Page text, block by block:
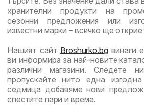
хранителни продукти на
сезонни предложения или
известни марки – всичко ще
Нашият сайт Broshurko.bg винаги
ви информира за най-новите
различни магазини. Следете
пропускайте нито една
седмица добавяме нови
спестите пари и време.